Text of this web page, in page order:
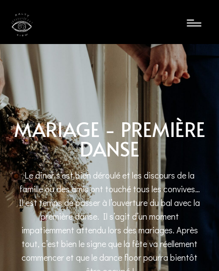
MARIAGE - PREMIÈRE
DANSE
Le dîner s’est bien déroulé et les discours de la
famille ou des amis ont touché tous les convives…
Il est temps de passer à l’ouverture du bal avec la
première danse. Il s’agit d’un moment
impatiemment attendu lors des mariages. Après
tout, c’est bien le signe que la fête va réellement
commencer et que le dance floor pourra bientôt